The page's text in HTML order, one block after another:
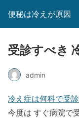
便秘は冷えが原因
受診すべき
admin
冷え症は何科で受
今度は すぐ病院で